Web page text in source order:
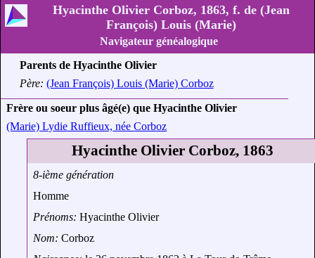
Hyacinthe Olivier Corboz, 1863, f. de (Jean
François) Louis (Marie)
Navigateur généalogique
Parents de Hyacinthe Olivier
Père: (Jean François) Louis (Marie) Corboz
Frère ou soeur plus âgé(e) que Hyacinthe Olivier
(Marie) Lydie Ruffieux, née Corboz
Hyacinthe Olivier Corboz, 1863
8-ième génération
Homme
Prénoms:Hyacinthe Olivier
Nom:Corboz